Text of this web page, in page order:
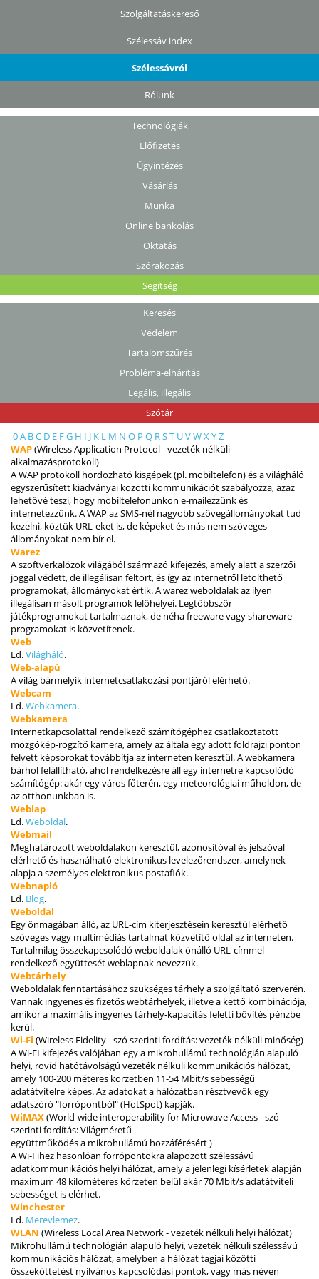
Szolgáltatáskereső
Szélessáv index
Szélessávról
Rólunk
Technológiák
Előfizetés
Ügyintézés
Vásárlás
Munka
Online bankolás
Oktatás
Szórakozás
Segítség
Keresés
Védelem
Tartalomszűrés
Probléma-elhárítás
Legális, illegális
Szótár
0A BC D E FG H I J K L M N O P Q RST UVWXYZ
WAP(Wireless Application Protocol - vezeték nélküli
alkalmazásprotokoll)
A WAP protokoll hordozható kisgépek (pl. mobiltelefon) és a világháló
egyszerűsített kiadványai közötti kommunikációt szabályozza, azaz
lehetővé teszi, hogy mobiltelefonunkon e-mailezzünk és
internetezzünk. A WAP az SMS-nél nagyobb szövegállományokat tud
kezelni, köztük URL-eket is, de képeket és más nem szöveges
állományokat nem bír el.
Warez
A szoftverkalózok világából származó kifejezés, amely alatt a szerzői
joggal védett, de illegálisan feltört, és így az internetről letölthető
programokat, állományokat értik. A warez weboldalak az ilyen
illegálisan másolt programok lelőhelyei. Legtöbbször
játékprogramokat tartalmaznak, de néha freeware vagy shareware
programokat is közvetítenek.
Web
Ld.Világháló.
Web-alapú
A világ bármelyik internetcsatlakozási pontjáról elérhető.
Webcam
Ld.Webkamera.
Webkamera
Internetkapcsolattal rendelkező számítógéphez csatlakoztatott
mozgókép-rögzítő kamera, amely az általa egy adott földrajzi ponton
felvett képsorokat továbbítja az interneten keresztül. A webkamera
bárhol felállítható, ahol rendelkezésre áll egy internetre kapcsolódó
számítógép: akár egy város főterén, egy meteorológiai műholdon, de
az otthonunkban is.
Weblap
Ld.Weboldal.
Webmail
Meghatározott weboldalakon keresztül, azonosítóval és jelszóval
elérhető és használható elektronikus levelezőrendszer, amelynek
alapja a személyes elektronikus postafiók.
Webnapló
Ld. Blog.
Weboldal
Egy önmagában álló, az URL-cím kiterjesztésein keresztül elérhető
szöveges vagy multimédiás tartalmat közvetítő oldal az interneten.
Tartalmilag összekapcsolódó weboldalak önálló URL-címmel
rendelkező együttesét weblapnak nevezzük.
Webtárhely
Weboldalak fenntartásához szükséges tárhely a szolgáltató szerverén.
Vannak ingyenes és fizetős webtárhelyek, illetve a kettő kombinációja,
amikor a maximális ingyenes tárhely-kapacitás feletti bővítés pénzbe
kerül.
Wi-Fi (Wireless Fidelity - szó szerinti fordítás: vezeték nélküli minőség)
A Wi-FI kifejezés valójában egy a mikrohullámú technológián alapuló
helyi, rövid hatótávolságú vezeték nélküli kommunikációs hálózat,
amely 100-200 méteres körzetben 11-54 Mbit/s sebességű
adatátvitelre képes. Az adatokat a hálózatban résztvevők egy
adatszóró "forrópontból" (HotSpot) kapják.
WiMAX(World-wide interoperability for Microwave Access - szó
szerinti fordítás: Világméretű
együttműködés a mikrohullámú hozzáférésért )
A Wi-Fihez hasonlóan forrópontokra alapozott szélessávú
adatkommunikációs helyi hálózat, amely a jelenlegi kísérletek alapján
maximum 48 kilométeres körzeten belül akár 70 Mbit/s adatátviteli
sebességet is elérhet.
Winchester
Ld. Merevlemez.
WLAN (Wireless Local Area Network - vezeték nélküli helyi hálózat)
Mikrohullámú technológián alapuló helyi, vezeték nélküli szélessávú
kommunikációs hálózat, amelyben a hálózat tagjai közötti
összeköttetést nyilvános kapcsolódási pontok, vagy más néven